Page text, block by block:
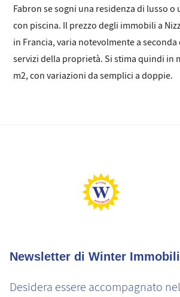
Fabron se sogni una residenza di lusso
con piscina. Il prezzo degli immobili a
in Francia, varia notevolmente a seconda
servizi della proprietà. Si stima quindi in
m2, con variazioni da semplici a doppie.
Newsletter di Winter
Desidera essere accompagnato